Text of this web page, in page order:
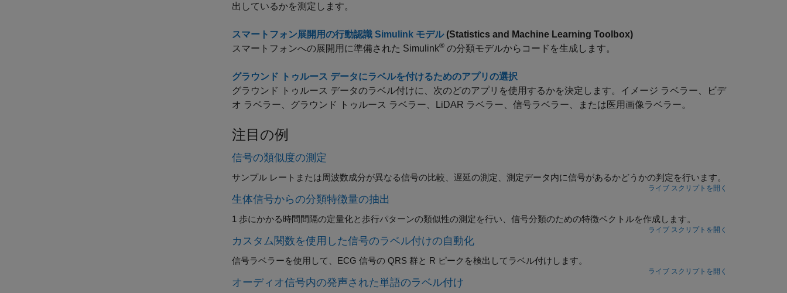
出しているかを測定します。
スマートフォン展開用の行動認識 Simulink モデル(Statistics and Machine Learning Toolbox)
スマートフォンへの展開用に準備された Simulink® の分類モデルからコードを生成します。
グラウンド トゥルース データにラベルを付けるためのアプリの選択
グラウンド トゥルース データのラベル付けに、次のどのアプリを使用するかを決定します。 イメージ ラベラー
ビデ
オ ラベラー
グラウンド トゥルース ラベラー LiDAR ラベラー 信号ラベラー 、または医用画像ラベラー。
注目の例
信号の類似度の測定
サンプル レートまたは周波数成分が異なる信号の比較、遅延の測定、測定データ内に信号があるかどうかの判定を行います。
ライブ スクリプトを開く
生体信号からの分類特徴量の抽出
1 歩にかかる時間間隔の定量化と歩行パターンの類似性の測定を行い、信号分類のための特徴ベクトルを作成します。
ライブ スクリプトを開く
カスタム関数を使用した信号のラベル付けの自動化
信号ラベラーを使用して、ECG 信号の QRS 群と R ピークを検出してラベル付けします。
ライブ スクリプトを開く
オーディオ信号内の発声された単語のラベル付け